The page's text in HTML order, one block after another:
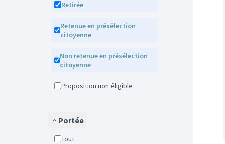
Retirée
Retenue en présélection
citoyenne
Non retenue en présélection
citoyenne
Proposition non éligible
Portée
Tout